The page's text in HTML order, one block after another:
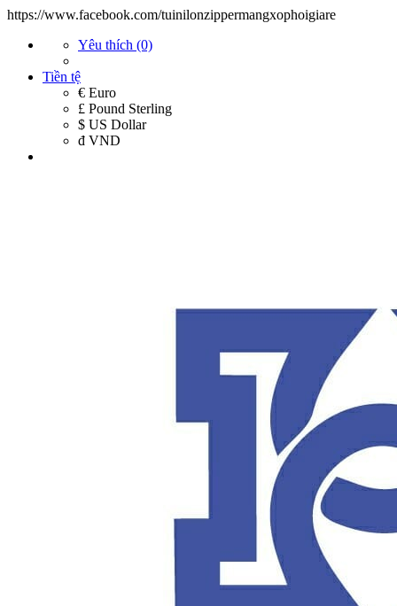
https://www.facebook.com/tuinilonzippermangxophoigiare
Yêu thích (0)
Tiền tệ
€ Euro
£ Pound Sterling
$ US Dollar
đ VND